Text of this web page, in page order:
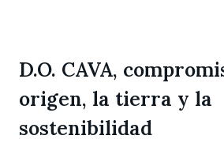
D.O. CAVA,
origen, la tierra y la
sostenibilidad